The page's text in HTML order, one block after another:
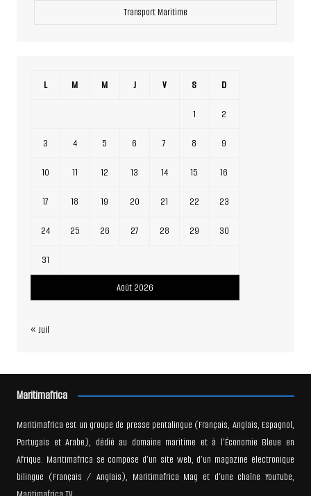
Transport Maritime
Août 2026
L M M J V S D
1 2
3 4 5 6 7 8 9
10 11 12 13 14 15 16
17 18 19 20 21 22 23
24 25 26 27 28 29 30
31
« Juil
Maritimafrica
Maritimafrica est un groupe de presse pentalingue (Français, Anglais, Espagnol,
Portugais et Arabe), dédié au domaine maritime et à l’Économie Bleue en
Afrique. Maritimafrica se compose d’un site web, d’un magazine électronique
bilingue (Français / Anglais), Maritimafrica Mag et d’une chaîne YouTube,